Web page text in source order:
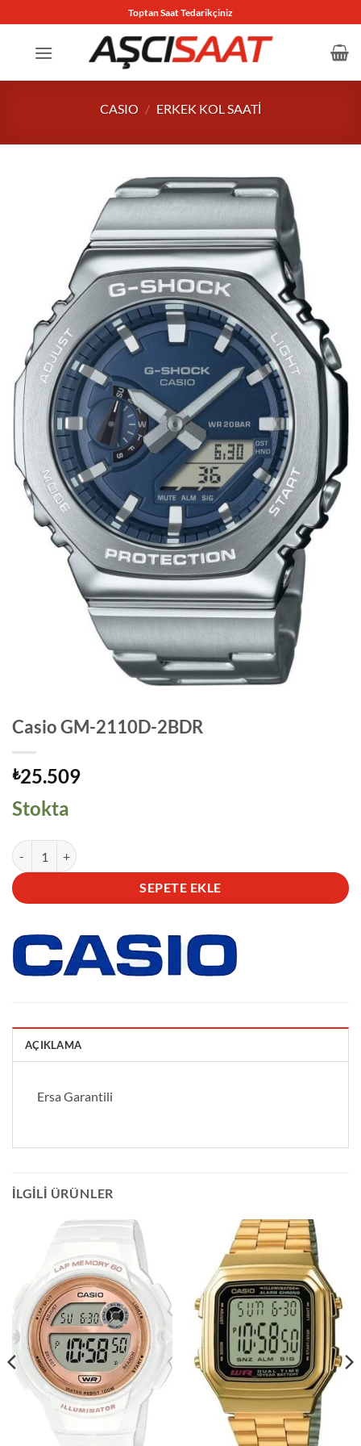
atla
Toptan Saat Tedarikçiniz
CASIO / ERKEK KOL SAATI
Casio GM-2110D-2BDR
₺25.509
Stokta
Casio GM-2110D-2BDR adet
SEPETE EKLE
AÇIKLAMA
Ersa Garantili
İLGILI ÜRÜNLER